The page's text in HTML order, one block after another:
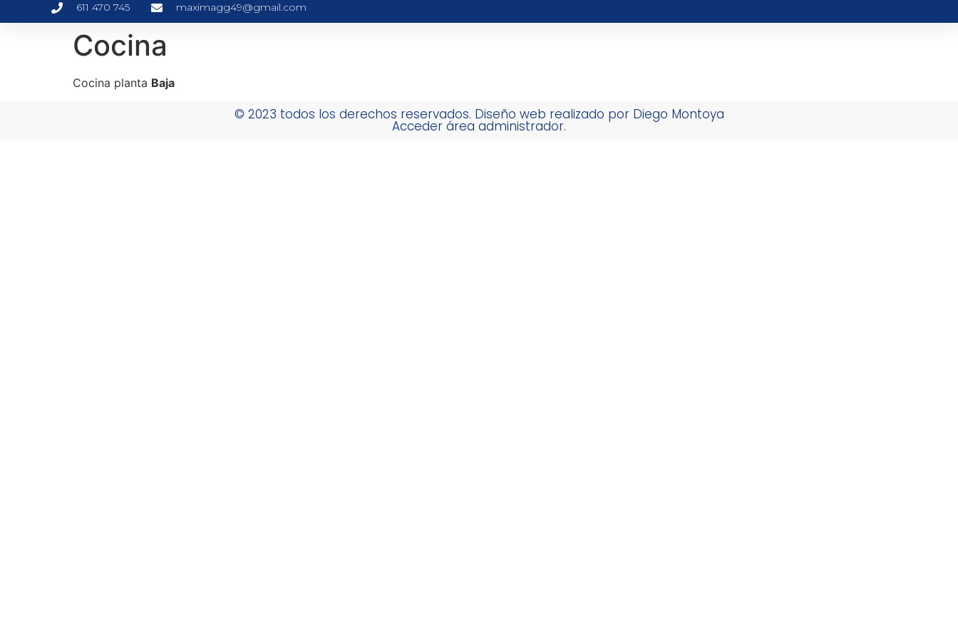
611 470 745 maximagg49@gmail.com
Cocina
Cocina planta Baja
© 2023 todos los derechos reservados. Diseño web realizado por Diego Montoya
Acceder área administrador.